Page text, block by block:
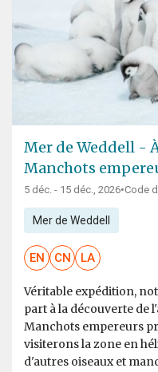
Mer de Weddell -
Manchots
5 déc. - 15 déc., 2026•Code
Mer de Weddell
EN CN LA
Véritable expédition,
part à la découverte de
Manchots empereurs
visiterons la zone en
d'autres oiseaux et